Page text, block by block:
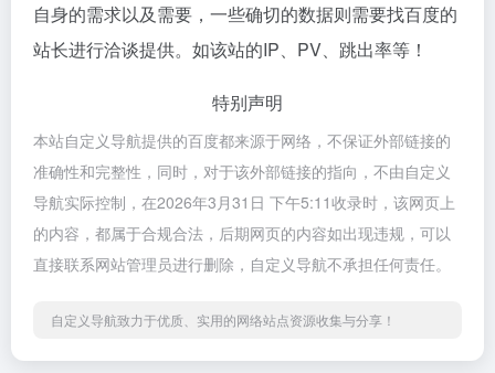
自身的需求以及需要，一些确切的数据则需要找百度的
站长进行洽谈提供。如该站的IP、PV、跳出率等！
特别声明
本站自定义导航提供的百度都来源于网络，不保证外部链接的
准确性和完整性，同时，对于该外部链接的指向，不由自定义
导航实际控制，在2026年3月31日 下午5:11收录时，该网页上
的内容，都属于合规合法，后期网页的内容如出现违规，可以
直接联系网站管理员进行删除，自定义导航不承担任何责任。
自定义导航致力于优质、实用的网络站点资源收集与分享！